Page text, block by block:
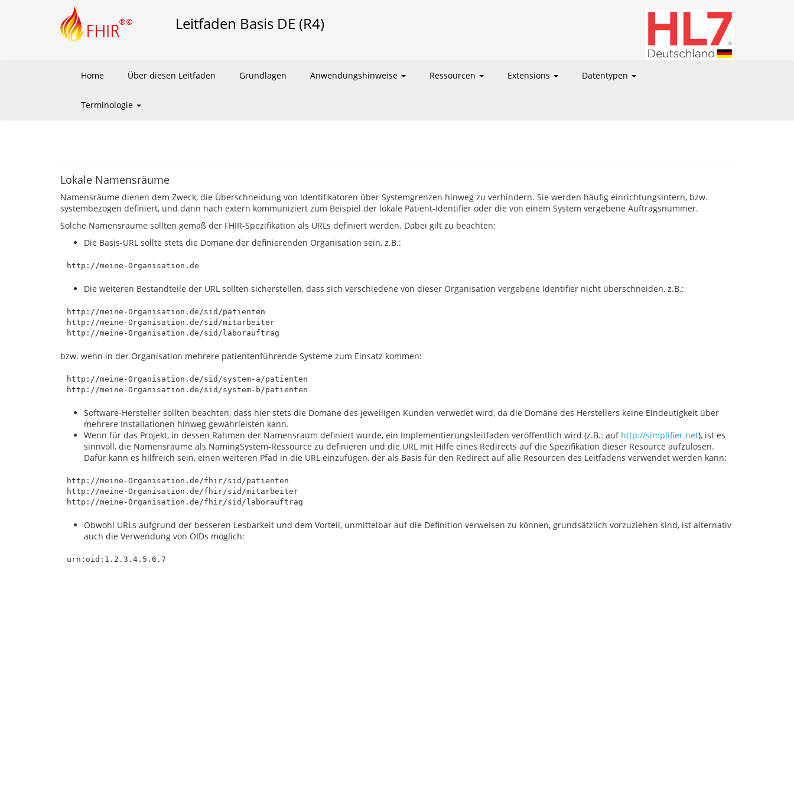
Leitfaden Basis DE (R4)
Home Über diesen Leitfaden Grundlagen Anwendungshinweise Ressourcen Extensions Datentypen
Terminologie
Lokale Namensräume
Namensräume dienen dem Zweck, die Überschneidung von Identifikatoren über Systemgrenzen hinweg zu verhindern. Sie werden häufig einrichtungsintern, bzw.
systembezogen definiert, und dann nach extern kommuniziert zum Beispiel der lokale Patient-Identifier oder die von einem System vergebene Auftragsnummer.
Solche Namensräume sollten gemäß der FHIR-Spezifikation als URLs definiert werden. Dabei gilt zu beachten:
Die Basis-URL sollte stets die Domäne der definierenden Organisation sein, z.B.:
Die weiteren Bestandteile der URL sollten sicherstellen, dass sich verschiedene von dieser Organisation vergebene Identifier nicht überschneiden, z.B.:
http://meine-Organisation.de/sid/patienten
http://meine-Organisation.de/sid/mitarbeiter
bzw. wenn in der Organisation mehrere patientenführende Systeme zum Einsatz kommen:
http://meine-Organisation.de/sid/system-a/patienten
Software-Hersteller sollten beachten, dass hier stets die Domäne des jeweiligen Kunden verwedet wird, da die Domäne des Herstellers keine Eindeutigkeit über
mehrere Installationen hinweg gewährleisten kann.
Wenn für das Projekt, in dessen Rahmen der Namensraum definiert wurde, ein Implementierungsleitfaden veröffentlich wird (z.B.: auf http://simplifier.net), ist es
sinnvoll, die Namensräume als NamingSystem-Ressource zu definieren und die URL mit Hilfe eines Redirects auf die Spezifikation dieser Resource aufzulösen.
Dafür kann es hilfreich sein, einen weiteren Pfad in die URL einzufügen, der als Basis für den Redirect auf alle Resourcen des Leitfadens verwendet werden kann:
http://meine-Organisation.de/fhir/sid/patienten
http://meine-Organisation.de/fhir/sid/mitarbeiter
Obwohl URLs aufgrund der besseren Lesbarkeit und dem Vorteil, unmittelbar auf die Definition verweisen zu können, grundsätzlich vorzuziehen sind, ist alternativ
auch die Verwendung von OIDs möglich: